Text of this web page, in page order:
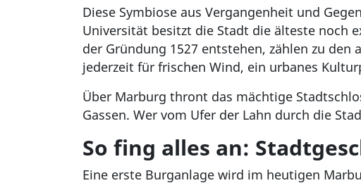
Diese Symbiose aus Vergangenheit und
Universität besitzt die Stadt die älteste noch
der Gründung 1527 entstehen, zählen zu
jederzeit für frischen Wind, ein urbanes
Über Marburg thront das mächtige
Gassen. Wer vom Ufer der Lahn durch die
So fing alles an:
Eine erste Burganlage wird im heutigen